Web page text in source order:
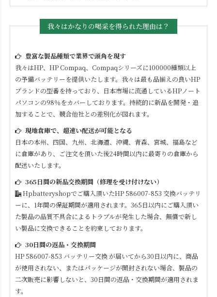
我々はかなりの喝采を得られた理由は？
豊富な製品種類で業界で頭角を現す
我々はHP、HP Compaq、Compaqシリーズに100000種類以上
の予備バッテリーを提供いたします。我々は最も品揃えの良いHP
ブランドの型番を持っており、日本市場に流通しているHPノート
パソコンの98％をカバーしております。持続的に新品を開発・追
加することで、競合他社との差別化が図れます。
現地倉庫で、超速い配送が可能となる
日本の本州、四国、九州、北海道、沖縄、青森、宮城、福島など
に倉庫があり、ご注文を頂いた後24時間以内に最寄りの倉庫から
配送いたします。
365日間の新品交換期間（修理を受け付けない）
Hpbatteryshopでご購入頂いたHP 586007-853 交換バッテリ
ーに、1年間の保証期間が適用されます。365日以内にご購入頂い
た製品の品質不具合によるトラブルが発生した場合、無償で新し
い製品に交換できることを約束しております。
30日間の返品・交換期間
HP 586007-853 バッテリー交換 が届いてから30日以内に、商品
が使用されない、またはパッケージが開封されない場合、製品の
二次販売に影響しないと、30日間の返品・交換期間が適用されま
す。